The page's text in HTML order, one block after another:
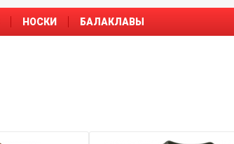
НОСКИ БАЛАКЛАВЫ